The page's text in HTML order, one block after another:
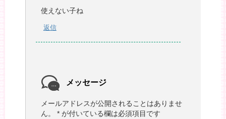
使えない子ね
返信
メッセージ
メールアドレスが公開されることはありませ
ん。
* が付いている欄は必須項目です